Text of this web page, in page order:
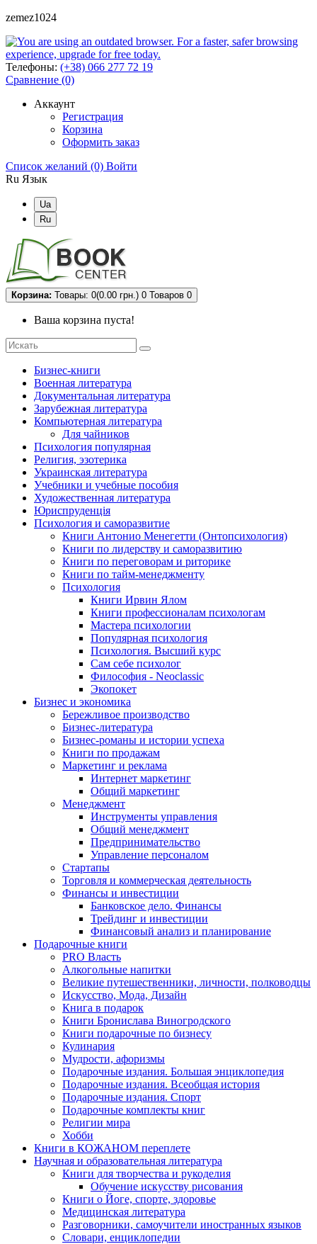
zemez1024
Телефоны: (+38) 066 277 72 19
Сравнение (0)
Аккаунт
Регистрация
Корзина
Оформить заказ
Список желаний (0) Войти
Ru Язык
Ua
Ru
Корзина: Товары: 0(0.00 грн.) 0 Товаров 0
Ваша корзина пуста!
Бизнес-книги
Военная литература
Документальная литература
Зарубежная литература
Компьютерная литература
Для чайников
Психология популярная
Религия, эзотерика
Украинская литература
Учебники и учебные пособия
Художественная литература
Юриспруденція
Психология и саморазвитие
Книги Антонио Менегетти (Онтопсихология)
Книги по лидерству и саморазвитию
Книги по переговорам и риторике
Книги по тайм-менеджменту
Психология
Книги Ирвин Ялом
Книги профессионалам психологам
Мастера психологии
Популярная психология
Психология. Высший курс
Сам себе психолог
Философия - Neoclassic
Экопокет
Бизнес и экономика
Бережливое производство
Бизнес-литература
Бизнес-романы и истории успеха
Книги по продажам
Маркетинг и реклама
Интернет маркетинг
Общий маркетинг
Менеджмент
Инструменты управления
Общий менеджмент
Предпринимательство
Управление персоналом
Стартапы
Торговля и коммерческая деятельность
Финансы и инвестиции
Банковское дело. Финансы
Трейдинг и инвестиции
Финансовый анализ и планирование
Подарочные книги
PRO Власть
Алкогольные напитки
Великие путешественники, личности, полководцы
Искусство, Мода, Дизайн
Книга в подарок
Книги Бронислава Виногродского
Книги подарочные по бизнесу
Кулинария
Мудрости, афоризмы
Подарочные издания. Большая энциклопедия
Подарочные издания. Всеобщая история
Подарочные издания. Спорт
Подарочные комплекты книг
Религии мира
Хобби
Книги в КОЖАНОМ переплете
Научная и образовательная литература
Книги для творчества и рукоделия
Обучение искусству рисования
Книги о Йоге, спорте, здоровье
Медицинская литература
Разговорники, самоучители иностранных языков
Словари, енциклопедии